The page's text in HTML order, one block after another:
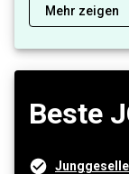
Mehr zeigen
Beste